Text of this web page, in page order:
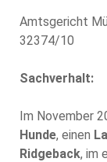
Amtsgericht
32374/10
Sachverhalt:
Im November
Hunde, einen
Ridgeback, im